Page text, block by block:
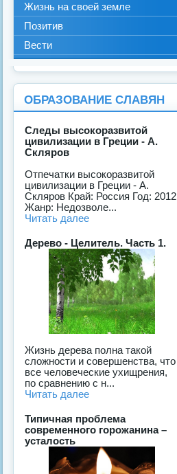
Жизнь на своей земле
Позитив
Вести
ОБРАЗОВАНИЕ СЛАВЯН
Следы высокоразвитой
цивилизации в Греции - А.
Скляров
Отпечатки высокоразвитой
цивилизации в Греции - А.
Скляров Край: Россия Год: 2012
Жанр: Недозволе...
Читать далее
Дерево - Целитель. Часть 1.
Жизнь дерева полна такой
сложности и совершенства, что
все человеческие ухищрения,
по сравнению с н...
Читать далее
Типичная проблема
современного горожанина –
усталость